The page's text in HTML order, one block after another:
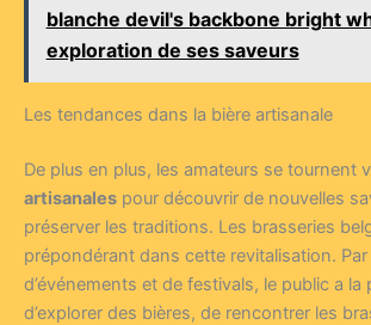
blanche devil's backbone bright
exploration de ses saveurs
Les tendances dans la bière artisanale
De plus en plus, les amateurs se tournent
artisanales pour découvrir de nouvelles
préserver les traditions. Les brasseries
prépondérant dans cette revitalisation. Par
d’événements et de festivals, le public a la
d’explorer des bières, de rencontrer les